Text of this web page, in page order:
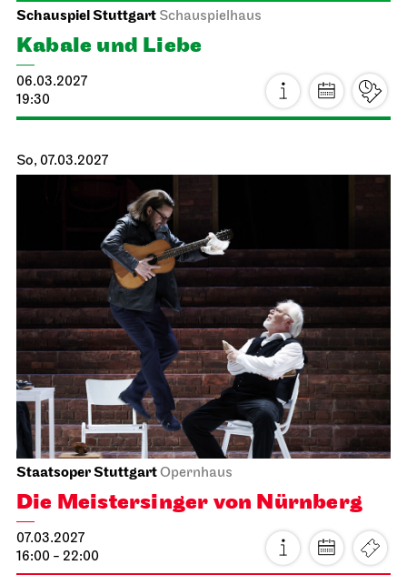
Schauspiel Stuttgart Schauspielhaus
Kabale und Liebe
06.03.2027
19:30
So, 07.03.2027
Staatsoper StuttgartOpernhaus
Die Meistersinger von Nürnberg
07.03.2027
16:00 - 22:00